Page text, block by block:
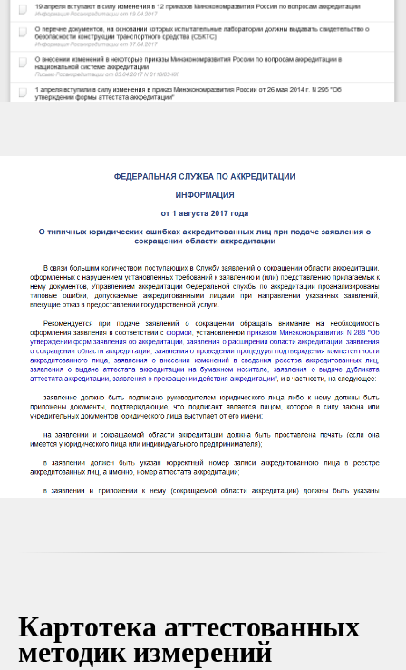
Картотека аттестованных
методик измерений